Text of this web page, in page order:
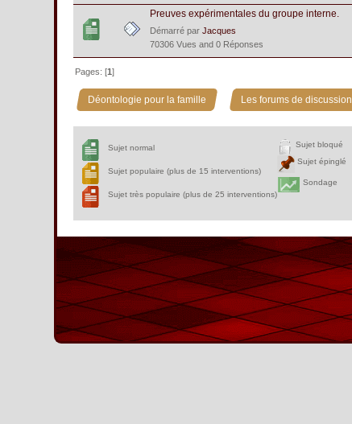
Preuves expérimentales du groupe interne.
Démarré parJacques
70306 Vues and 0 Réponses
Pages: [1]
Déontologie pour la famille » Les forums de discussion
Sujet normal
Sujet populaire (plus de 15 interventions)
Sujet très populaire (plus de 25 interventions)
Sujet bloqué
Sujet épinglé
Sondage